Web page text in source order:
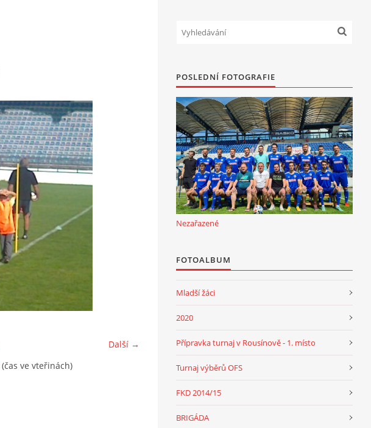
Další →
(čas ve vteřinách)
POSLEDNÍ FOTOGRAFIE
Nezařazené
FOTOALBUM
Mladší žáci
2020
Přípravka turnaj v Rousínově - 1. místo
Turnaj výběrů OFS
FKD 2014/15
BRIGÁDA